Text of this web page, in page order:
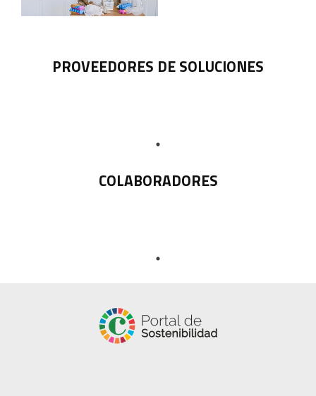
PROVEEDORES DE SOLUCIONES
COLABORADORES